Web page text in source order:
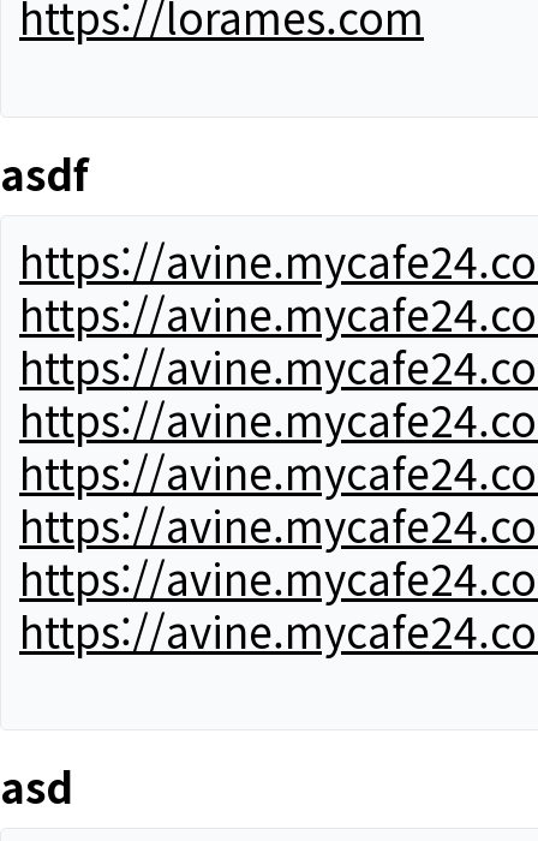
https://lorames.com
asdf
https://
https://
https://
https://
https://
https://
https://
https://
asd